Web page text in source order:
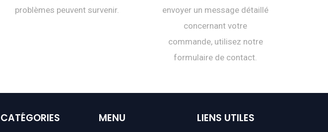
problèmes peuvent survenir.
envoyer un message détaillé
concernant votre
commande, utilisez notre
formulaire de contact.
CATÉGORIES MENU LIENS UTILES